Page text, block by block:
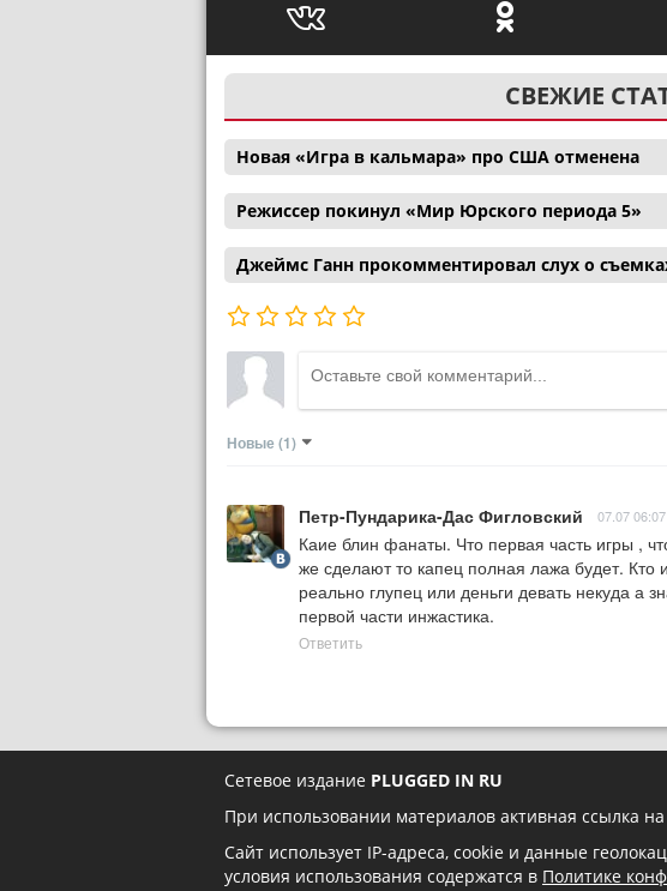
СВЕЖИЕ
Новая «Игра в кальмара» про США отменена
Режиссер покинул «Мир Юрского периода 5»
Джеймс Ганн прокомментировал слух о
Новые (1)
Петр-Пундарика-Дас Фигловский 07.07 06:07
Каие блин фанаты. Что первая часть игры ,
же сделают то капец полная лажа будет. Кто
реально глупец или деньги девать некуда а
первой части инжастика.
Ответить
Сетевое издание PLUGGED IN RU
При использовании материалов активная ссылка на
Сайт использует IP-адреса, cookie и данные
условия использования содержатся в Политике